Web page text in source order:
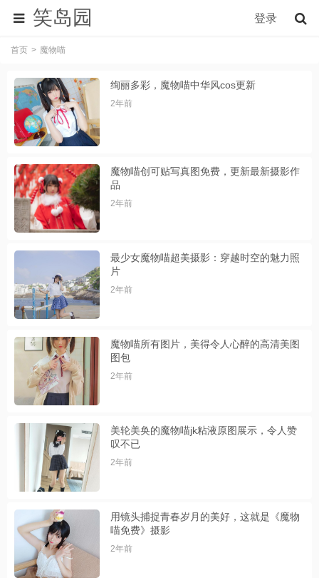
笑岛园 登录
首页 魔物喵
绚丽多彩，魔物喵中华风cos更新
2年前
魔物喵创可贴写真图免费，更新最新摄影作
品
2年前
最少女魔物喵超美摄影：穿越时空的魅力照
片
2年前
魔物喵所有图片，美得令人心醉的高清美图
图包
2年前
美轮美奂的魔物喵jk粘液原图展示，令人赞
叹不已
2年前
用镜头捕捉青春岁月的美好，这就是《魔物
喵免费》摄影
2年前